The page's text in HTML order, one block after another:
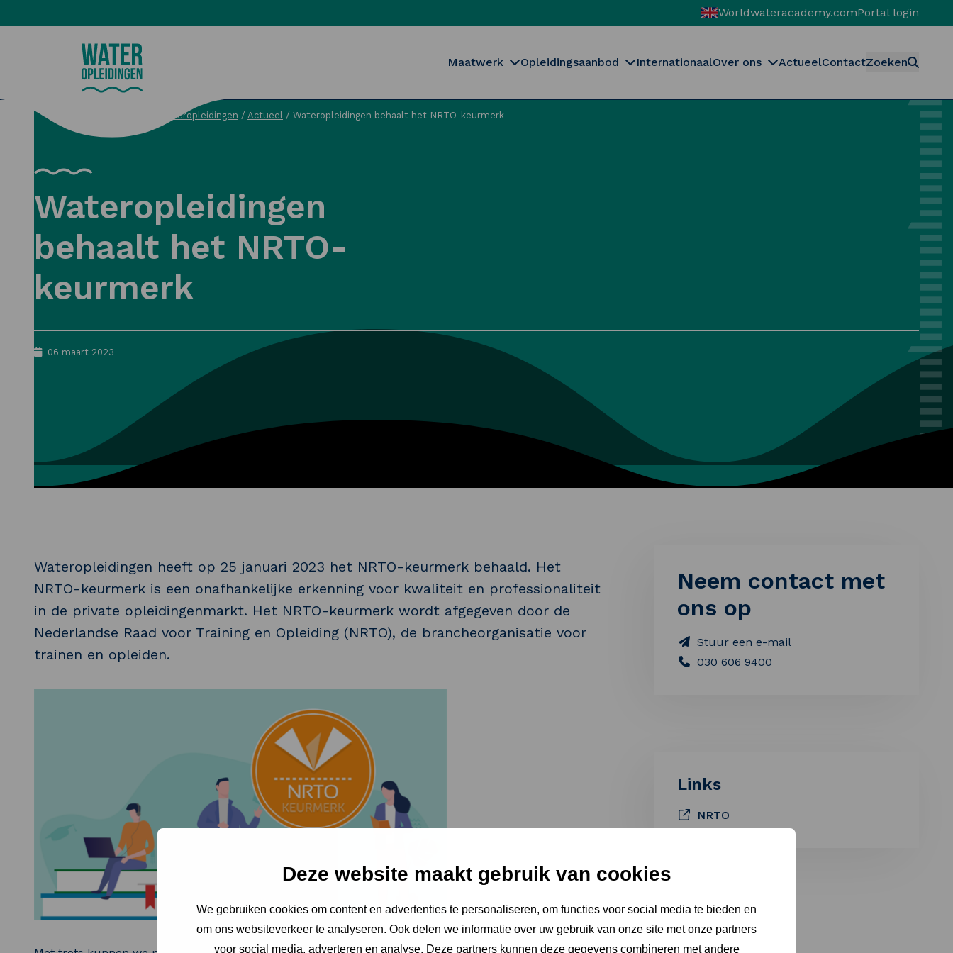
Deze website maakt gebruik van cookies
We gebruiken cookies om content en advertenties te personaliseren, om functies voor social media te bieden en
om ons websiteverkeer te analyseren. Ook delen we informatie over uw gebruik van onze site met onze partners
voor social media, adverteren en analyse. Deze partners kunnen deze gegevens combineren met andere
Worldwateracademy.comPortal login
Maatwerk Opleidingsaanbod InternationaalOver ons ActueelContactZoeken
Wateropleidingen / Actueel / Wateropleidingen behaalt het NRTO-keurmerk
Wateropleidingen
behaalt het NRTO-
keurmerk
06 maart 2023
Wateropleidingen heeft op 25 januari 2023 het NRTO-keurmerk behaald. Het
NRTO-keurmerk is een onafhankelijke erkenning voor kwaliteit en professionaliteit
in de private opleidingenmarkt. Het NRTO-keurmerk wordt afgegeven door de
Nederlandse Raad voor Training en Opleiding (NRTO), de brancheorganisatie voor
trainen en opleiden.
Neem contact met
ons op
Stuur een e-mail
030 606 9400
Links
NRTO